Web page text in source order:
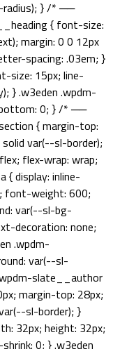
radius); } /* ──
{ font-size:
margin: 0 0 12px
spacing: .03em; }
size: 15px; line-
} .w3eden .wpdm-
0; } /* ──
{ margin-top:
var(--sl-border);
flex-wrap: wrap;
{ display: inline-
font-weight: 600;
var(--sl-bg-
decoration: none;
.wpdm-
var(--sl-
slate__author
margin-top: 28px;
sl-border); }
32px; height: 32px;
0; } .w3eden